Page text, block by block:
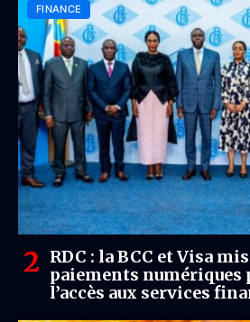
FINANCE
RDC : la BCC et Visa
paiements numériques
l’accès aux services